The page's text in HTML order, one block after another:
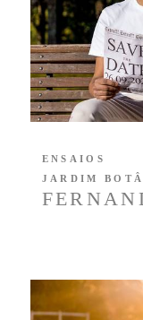
ENSAIOS
JARDIM